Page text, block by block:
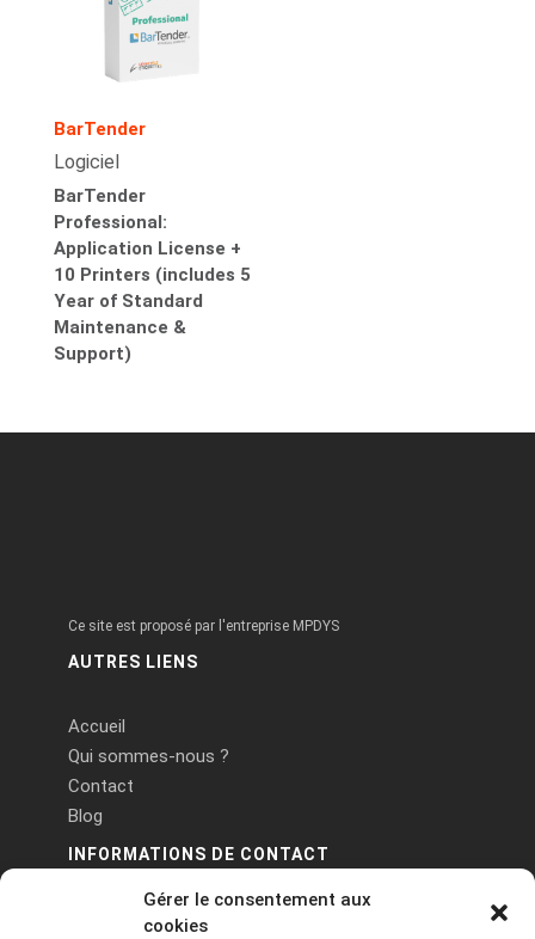
Gérer le consentement aux
cookies
BarTender
Logiciel
BarTender
Professional:
Application License +
10 Printers (includes 5
Year of Standard
Maintenance &
Support)
Ce site est proposé par l'entreprise MPDYS
AUTRES LIENS
Accueil
Qui sommes-nous ?
Contact
Blog
INFORMATIONS DE CONTACT
PA Keneach Ouest - 5 rue de Belle-Île - 56400